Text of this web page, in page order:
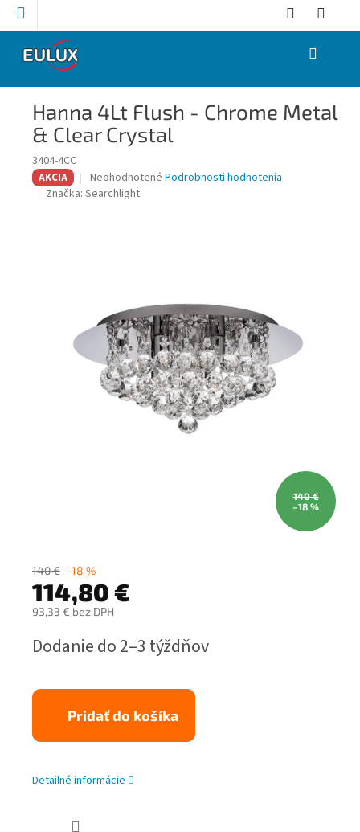
Prejsť
NÁKUPNÝ
Hanna 4Lt Flush - Chrome Metal
& Clear Crystal
3404-4CC
AKCIA
Priemerné
hodnotenie
Neohodnotené Podrobnosti hodnotenia
Značka: Searchlight
140 €
–18 %
140 € –18 %
114,80 €
93,33 € bez DPH
cena:
Dodanie do 2–3 týždňov
Pridať do košíka
Detailné informácie